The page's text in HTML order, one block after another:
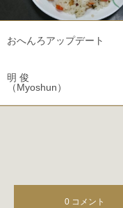
おへんろアップデート
明 俊
（Myoshun）
0 コメント